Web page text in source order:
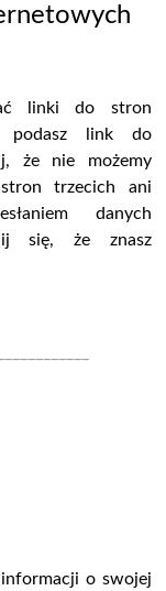
linki do stron
podasz link do
że nie możemy
trzecich ani
danych
się, że znasz
o swojej